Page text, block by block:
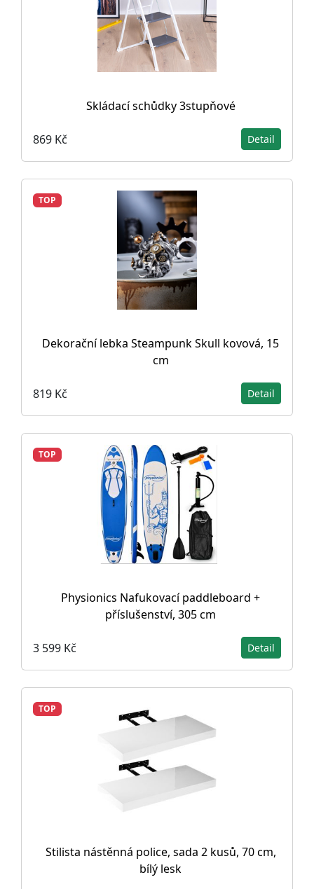
Skládací schůdky 3stupňové
869 Kč Detail
TOP
Dekorační lebka Steampunk Skull kovová, 15
cm
819 Kč Detail
TOP
Physionics Nafukovací paddleboard +
příslušenství, 305 cm
3 599 Kč Detail
TOP
Stilista nástěnná police, sada 2 kusů, 70 cm,
bílý lesk